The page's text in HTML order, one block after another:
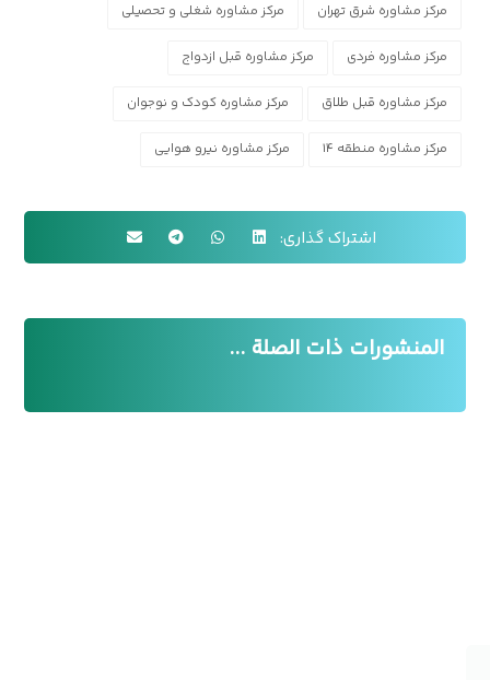
مرکز مشاوره شرق تهران مرکز مشاوره شغلی و تحصیلی
مرکز مشاوره فردی مرکز مشاوره قبل ازدواج
مرکز مشاوره قبل طلاق مرکز مشاوره کودک و نوجوان
مرکز مشاوره منطقه ۱۴ مرکز مشاوره نیرو هوایی
المنشورات ذات الصلة ...